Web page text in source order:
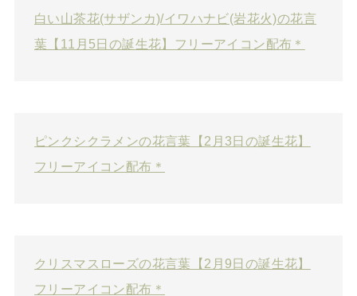
白い山茶花(サザンカ)/イワハナビ(岩花火)の花言
葉【11月5日の誕生花】フリーアイコン配布＊
ピンクシクラメンの花言葉【2月3日の誕生花】
フリーアイコン配布＊
クリスマスローズの花言葉【2月9日の誕生花】
フリーアイコン配布＊